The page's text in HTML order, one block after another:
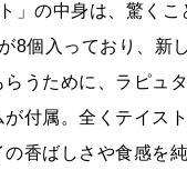
」の中身は、驚く
8個入っており、
うために、ラピュ
付属。全くテイス
香ばしさや食感を